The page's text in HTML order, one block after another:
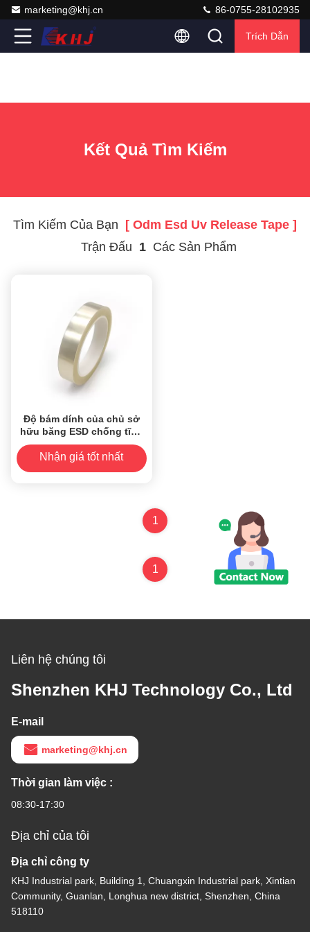
marketing@khj.cn 86-0755-28102935
Trích Dẫn
Kết Quả Tìm Kiếm
Tìm Kiếm Của Bạn [ Odm Esd Uv Release Tape ]
Trận Đấu 1Các Sản Phẩm
Độ bám dính của chủ sở
hữu băng ESD chống tĩnh
điện sau khi chiếu xạ UV
ODM
Nhận giá tốt nhất
1
1
Liên hệ chúng tôi
Shenzhen KHJ Technology Co., Ltd
E-mail
marketing@khj.cn
Thời gian làm việc :
08:30-17:30
Địa chỉ của tôi
Địa chỉ công ty
KHJ Industrial park, Building 1, Chuangxin Industrial park, Xintian
Community, Guanlan, Longhua new district, Shenzhen, China
518110